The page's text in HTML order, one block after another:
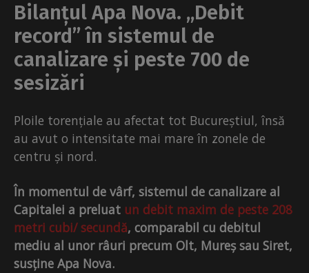
Bilanțul Apa Nova. „Debit
record” în sistemul de
canalizare și peste 700 de
sesizări
Ploile torențiale au afectat tot Bucureștiul, însă
au avut o intensitate mai mare în zonele de
centru și nord.
În momentul de vârf, sistemul de canalizare al
Capitalei a preluat un debit maxim de peste 208
metri cubi/ secundă, comparabil cu debitul
mediu al unor râuri precum Olt, Mureș sau Siret,
susține Apa Nova.